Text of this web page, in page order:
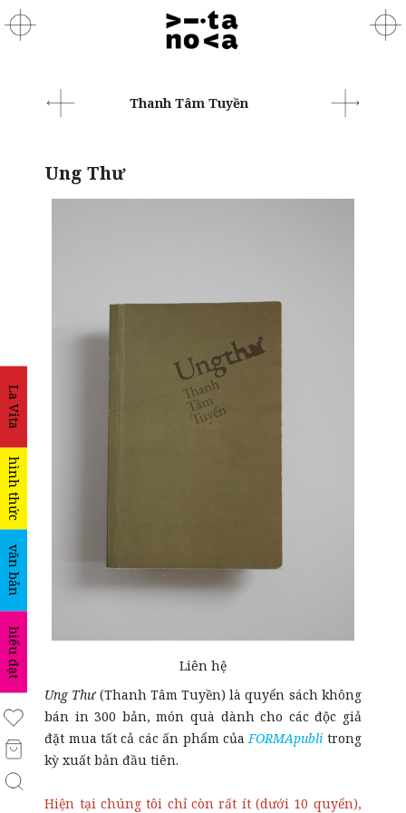
La Vita
hình thức
văn bản
biểu đạt
Thanh Tâm Tuyền
Ung Thư
Liên hệ
Ung Thư (Thanh Tâm Tuyền) là quyển sách không
bán in 300 bản, món quà dành cho các độc giả
đặt mua tất cả các ấn phẩm củaFORMApubli trong
kỳ xuất bản đầu tiên.
Hiện tại chúng tôi chỉ còn rất ít (dưới 10 quyển),